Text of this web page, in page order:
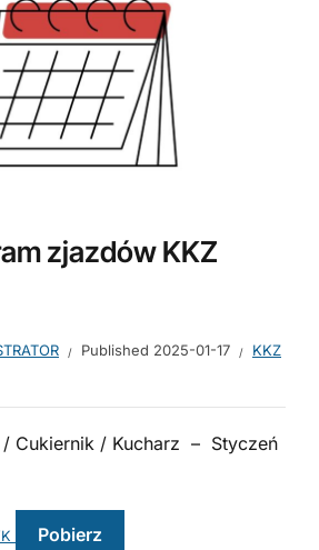
zjazdów KKZ
Published 2025-01-17 KKZ
Cukiernik / Kucharz – Styczeń
Pobierz